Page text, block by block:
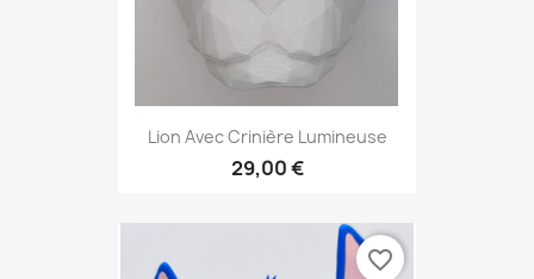
Lion Avec Crinière Lumineuse
29,00 €
favorite_border